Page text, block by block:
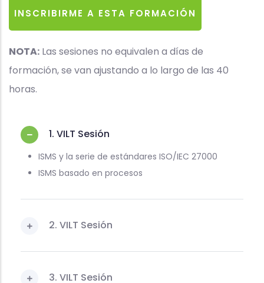
INSCRIBIRME A ESTA FORMACIÓN
NOTA: Las sesiones no equivalen a días de
formación, se van ajustando a lo largo de las 40
horas.
1. VILT Sesión
ISMS y la serie de estándares ISO/IEC 27000
ISMS basado en procesos
2. VILT Sesión
3. VILT Sesión